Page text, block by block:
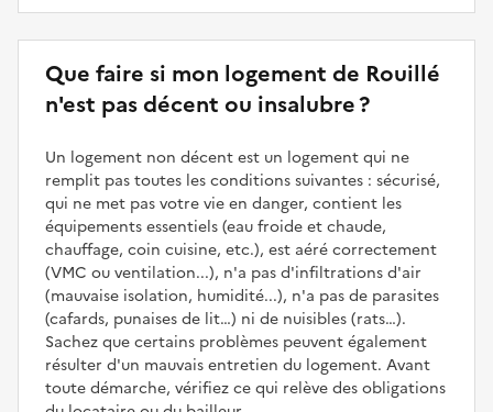
Que faire si mon logement de Rouillé
n'est pas décent ou insalubre ?
Un logement non décent est un logement qui ne
remplit pas toutes les conditions suivantes : sécurisé,
qui ne met pas votre vie en danger, contient les
équipements essentiels (eau froide et chaude,
chauffage, coin cuisine, etc.), est aéré correctement
(VMC ou ventilation...), n'a pas d'infiltrations d'air
(mauvaise isolation, humidité...), n'a pas de parasites
(cafards, punaises de lit…) ni de nuisibles (rats…).
Sachez que certains problèmes peuvent également
résulter d'un mauvais entretien du logement. Avant
toute démarche, vérifiez ce qui relève des obligations